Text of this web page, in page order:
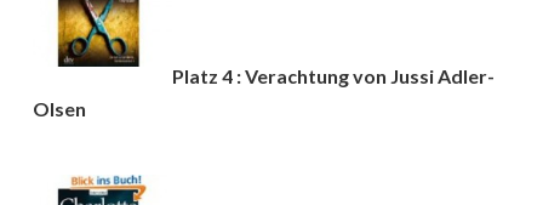
Platz 4 : Verachtung von Jussi Adler-
Olsen